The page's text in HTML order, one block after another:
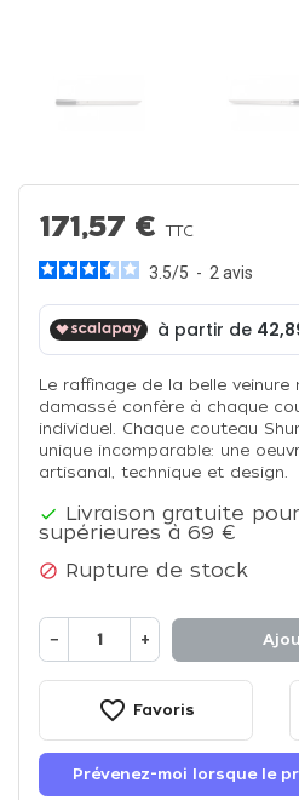
171,57 €TTC
3.5/5 - 2 avis
Le raffinage de la belle veinure
damassé confère à chaque
individuel. Chaque couteau
unique incomparable: une
artisanal, technique et design.
 Livraison gratuite
supérieures à 69 €
 Rupture de stock
− +
favorite_border Favoris
Prévenez-moi lorsque le